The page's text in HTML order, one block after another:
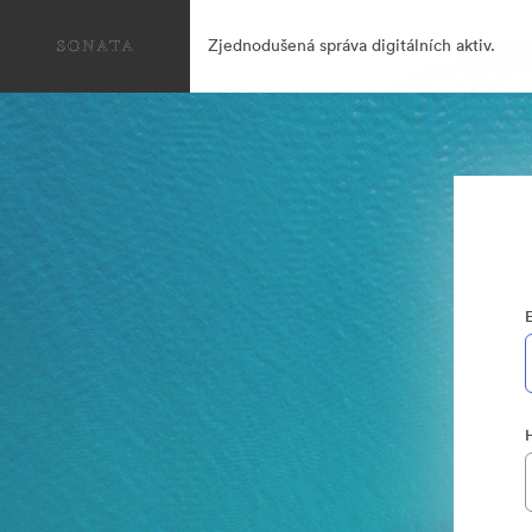
Zjednodušená správa digitálních aktiv.